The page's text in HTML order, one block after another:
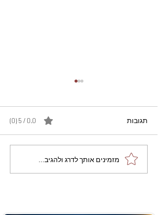
מתכון מנצח עוגת מייפל
שוקולד בחושה וקלה - זיוה
תגובות 0.0 / 5 ‏(0)
מזמינים אותך לדרג ולהגיב...